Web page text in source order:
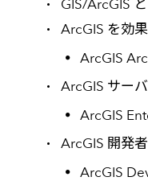
GIS/ArcGIS
ArcGIS を効
ArcGIS
ArcGIS サー
ArcGIS
ArcGIS 開発
ArcGIS